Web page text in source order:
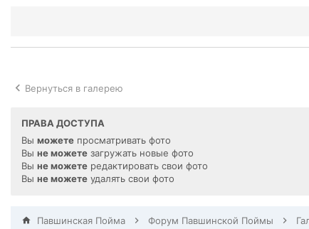
Вернуться в галерею
ПРАВА ДОСТУПА
Вы можете просматривать фото
Вы не можете загружать новые фото
Вы не можете редактировать свои фото
Вы не можете удалять свои фото
Павшинская Пойма Форум Павшинской Поймы